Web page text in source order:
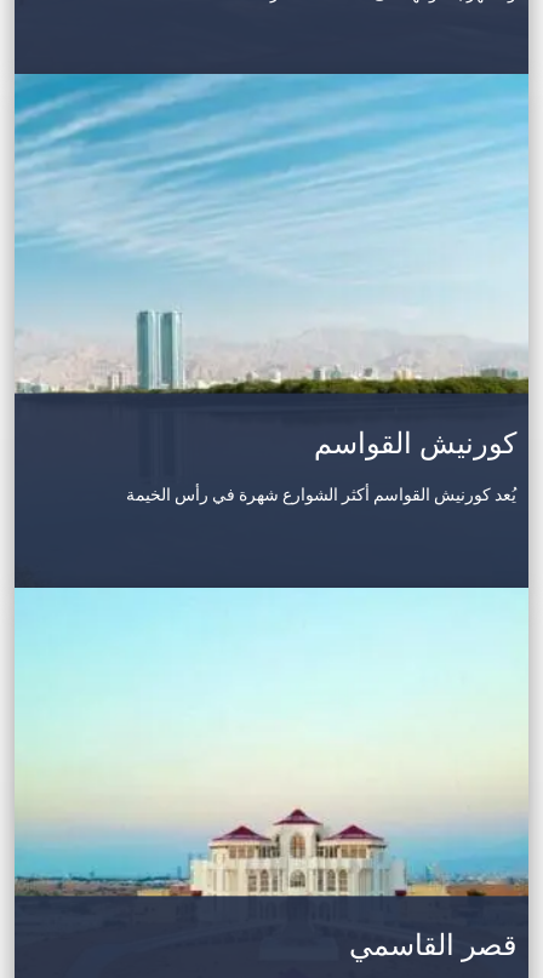
كورنيش القواسم
يُعد كورنيش القواسم أكثر الشوارع شهرة في رأس الخيمة
قصر القاسمي